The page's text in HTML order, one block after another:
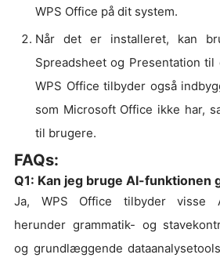
WPS Office på dit system.
Når det er installeret, kan
Spreadsheet og Presentation
WPS Office tilbyder også
som Microsoft Office ikke har,
til brugere.
FAQs:
Q1: Kan jeg bruge AI-funktionen
Ja, WPS Office tilbyder visse
herunder grammatik- og
og grundlæggende